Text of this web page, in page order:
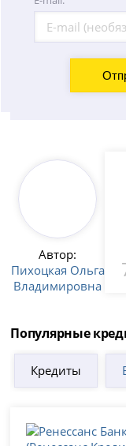
Автор:
Пихоцкая Ольга
Владимировна
Популярные
Кредиты